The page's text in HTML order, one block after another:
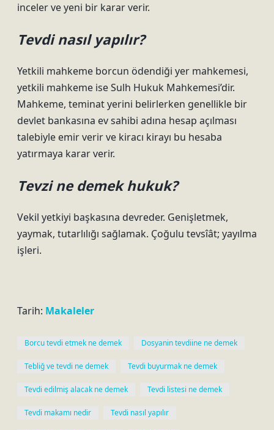
inceler ve yeni bir karar verir.
Tevdi nasıl yapılır?
Yetkili mahkeme borcun ödendiği yer mahkemesi,
yetkili mahkeme ise Sulh Hukuk Mahkemesi’dir.
Mahkeme, teminat yerini belirlerken genellikle bir
devlet bankasına ev sahibi adına hesap açılması
talebiyle emir verir ve kiracı kirayı bu hesaba
yatırmaya karar verir.
Tevzi ne demek hukuk?
Vekil yetkiyi başkasına devreder. Genişletmek,
yaymak, tutarlılığı sağlamak. Çoğulu tevsîât; yayılma
işleri.
Tarih: Makaleler
Borcu tevdi etmek ne demek Dosyanin tevdiine ne demek
Tebliğ ve tevdi ne demek Tevdi buyurmak ne demek
Tevdi edilmiş alacak ne demek Tevdi listesi ne demek
Tevdi makamı nedir Tevdi nasıl yapılır